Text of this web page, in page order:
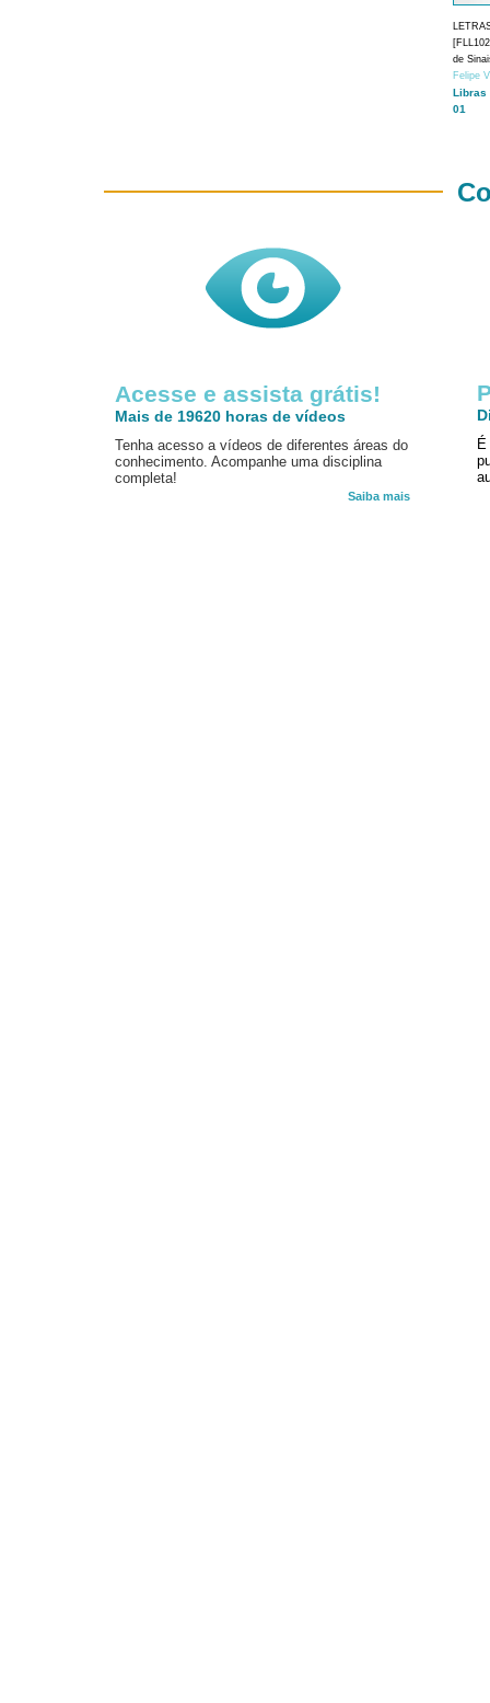
de
Felipe
Libras
01
Acesse e assista grátis!
Mais de 19620 horas de vídeos
Tenha acesso a vídeos de diferentes áreas do
conhecimento. Acompanhe uma disciplina
completa!
Saiba mais